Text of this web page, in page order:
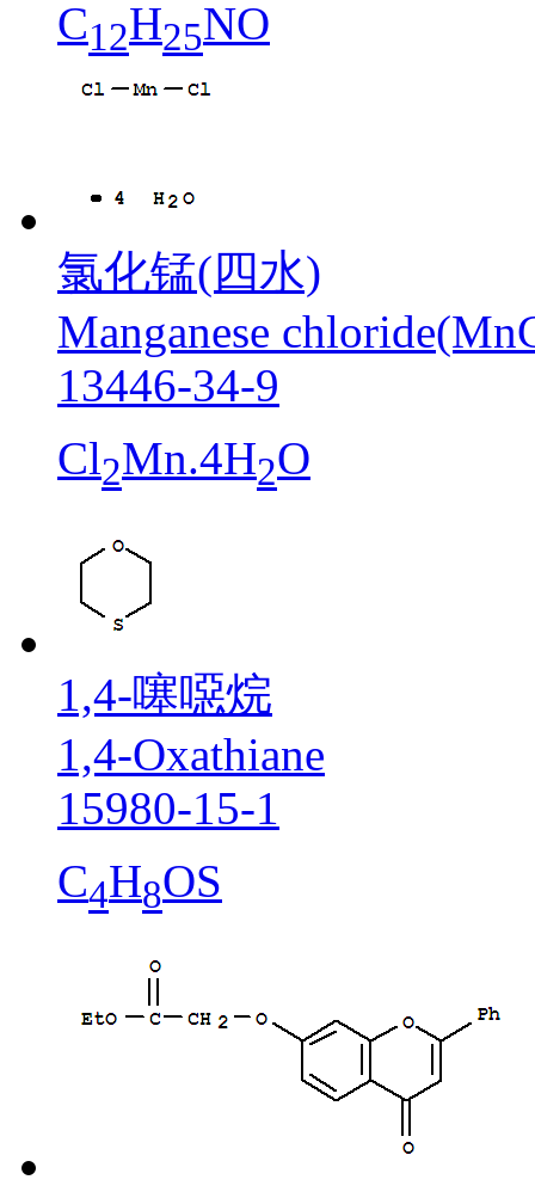
C12H25NO
氯化锰(四水)
Manganese
13446-34-9
Cl2Mn.4H2O
1,4-噻噁烷
1,4-Oxathiane
15980-15-1
C4H8OS